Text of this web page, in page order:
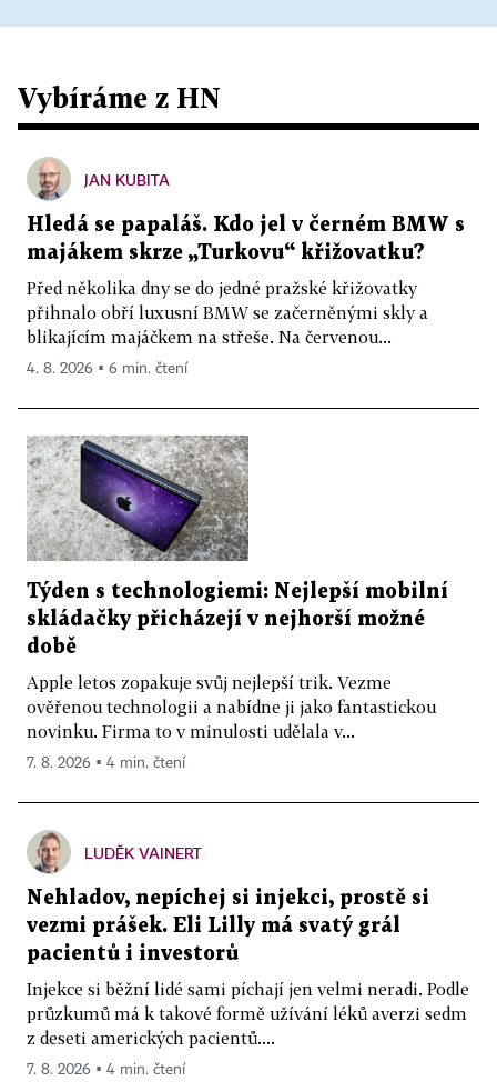
Vybíráme z HN
JAN KUBITA
Hledá se papaláš. Kdo jel v černém BMW s
majákem skrze „Turkovu“ křižovatku?
Před několika dny se do jedné pražské křižovatky
přihnalo obří luxusní BMW se začerněnými skly a
blikajícím majáčkem na střeše. Na červenou...
4. 8. 2026 ▪ 6 min. čtení
Týden s technologiemi: Nejlepší mobilní
skládačky přicházejí v nejhorší možné
době
Apple letos zopakuje svůj nejlepší trik. Vezme
ověřenou technologii a nabídne ji jako fantastickou
novinku. Firma to v minulosti udělala v...
7. 8. 2026 ▪ 4 min. čtení
LUDĚK VAINERT
Nehladov, nepíchej si injekci, prostě si
vezmi prášek. Eli Lilly má svatý grál
pacientů i investorů
Injekce si běžní lidé sami píchají jen velmi neradi. Podle
průzkumů má k takové formě užívání léků averzi sedm
z deseti amerických pacientů....
7. 8. 2026 ▪ 4 min. čtení